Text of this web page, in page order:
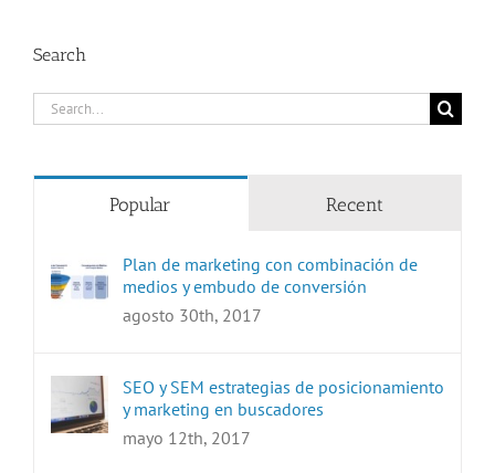
Search
Search
Popular Recent
Plan de marketing con combinación de
medios y embudo de conversión
agosto 30th, 2017
SEO y SEM estrategias de posicionamiento
y marketing en buscadores
mayo 12th, 2017